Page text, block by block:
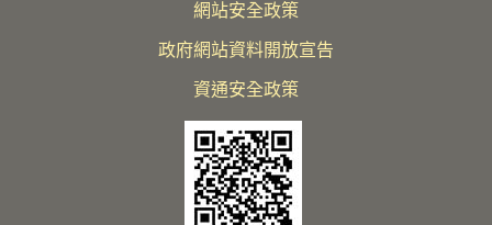
網站安全政策
政府網站資料開放宣告
資通安全政策